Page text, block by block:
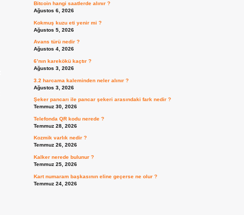
Bitcoin hangi saatlerde alınır ?
Ağustos 6, 2026
Kokmuş kuzu eti yenir mi ?
Ağustos 5, 2026
Avans türü nedir ?
Ağustos 4, 2026
6’nın karekökü kaçtır ?
Ağustos 3, 2026
3.2 harcama kaleminden neler alınır ?
Ağustos 3, 2026
Şeker pancarı ile pancar şekeri arasındaki fark nedir ?
Temmuz 30, 2026
Telefonda QR kodu nerede ?
Temmuz 28, 2026
Kozmik varlık nedir ?
Temmuz 26, 2026
Kalker nerede bulunur ?
Temmuz 25, 2026
Kart numaram başkasının eline geçerse ne olur ?
Temmuz 24, 2026